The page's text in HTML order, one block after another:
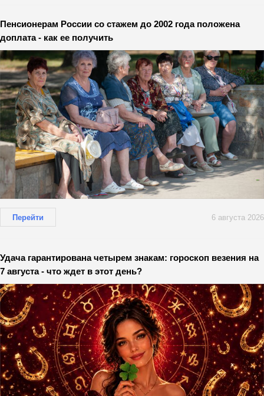
Пенсионерам России со стажем до 2002 года положена
доплата - как ее получить
Перейти 6 августа 2026
Удача гарантирована четырем знакам: гороскоп везения на
7 августа - что ждет в этот день?